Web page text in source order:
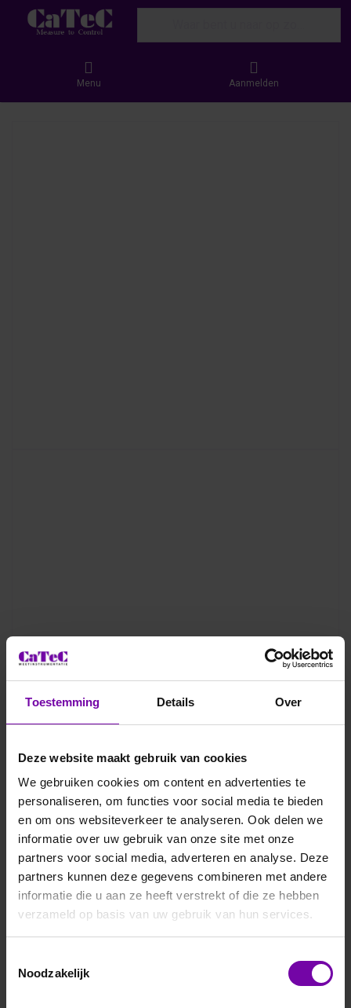
Toestemming Details Over
Deze website maakt gebruik van cookies
We gebruiken cookies om content en advertenties te
personaliseren, om functies voor social media te bieden
en om ons websiteverkeer te analyseren. Ook delen we
informatie over uw gebruik van onze site met onze
partners voor social media, adverteren en analyse. Deze
partners kunnen deze gegevens combineren met andere
informatie die u aan ze heeft verstrekt of die ze hebben
verzameld op basis van uw gebruik van hun services.
Noodzakelijk
Menu Aanmelden